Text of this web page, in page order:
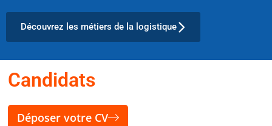
Découvrez les métiers de la logistique
Candidats
Déposer votre CV